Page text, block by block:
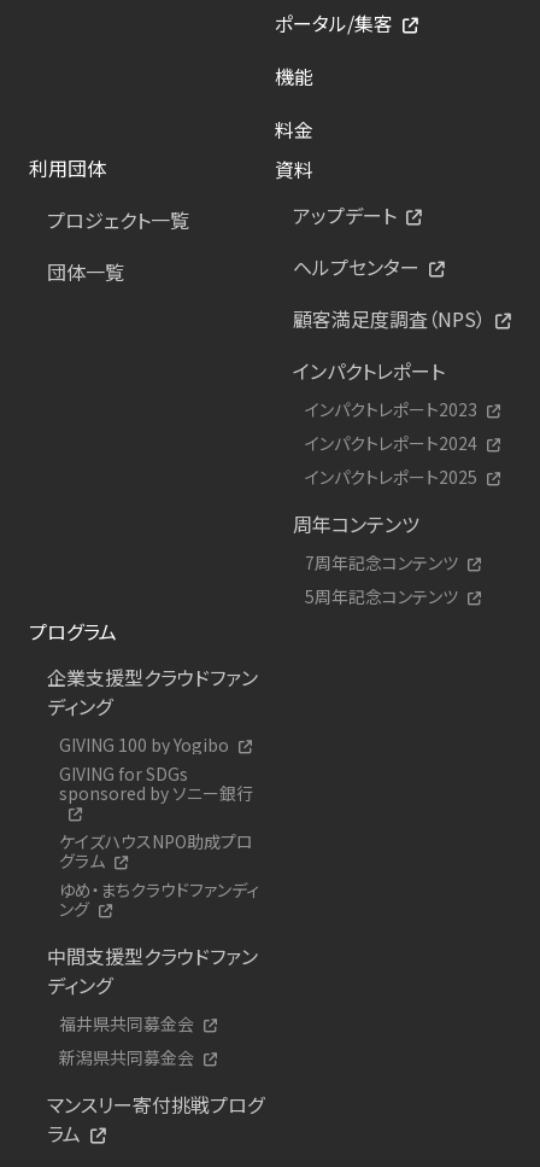
ポータル/集客
機能
料金
利用団体
プロジェクト一覧
団体一覧
資料
アップデート
ヘルプセンター
顧客満足度調査（NPS）
インパクトレポート
インパクトレポート2023
インパクトレポート2024
インパクトレポート2025
周年コンテンツ
7周年記念コンテンツ
5周年記念コンテンツ
プログラム
企業支援型クラウドファン
ディング
GIVING 100 by Yogibo
GIVING for SDGs
sponsored by ソニー銀行
ケイズハウスNPO助成プロ
グラム
ゆめ・まちクラウドファンディ
ング
中間支援型クラウドファン
ディング
福井県共同募金会
新潟県共同募金会
マンスリー寄付挑戦プログ
ラム